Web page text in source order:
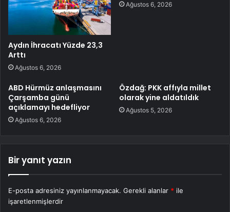
Aydın İhracatı Yüzde 23,3
Arttı
Ağustos 6, 2026
Ağustos 6, 2026
ABD Hürmüz anlaşmasını
Çarşamba günü
açıklamayı hedefliyor
Ağustos 6, 2026
Özdağ: PKK affıyla millet
olarak yine aldatıldık
Ağustos 5, 2026
Bir yanıt yazın
E-posta adresiniz yayınlanmayacak. Gerekli alanlar * ile
işaretlenmişlerdir